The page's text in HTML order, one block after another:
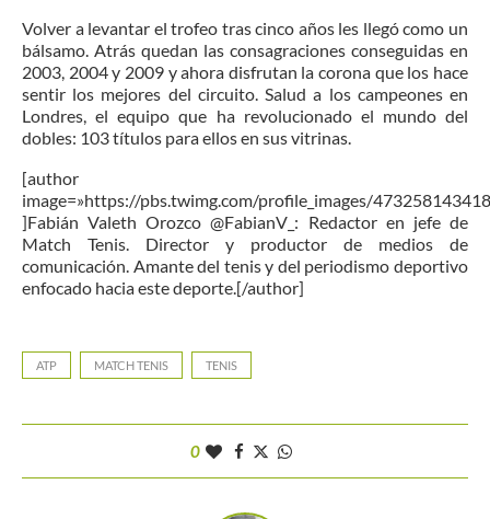
Volver a levantar el trofeo tras cinco años les llegó como un
bálsamo. Atrás quedan las consagraciones conseguidas en
2003, 2004 y 2009 y ahora disfrutan la corona que los hace
sentir los mejores del circuito. Salud a los campeones en
Londres, el equipo que ha revolucionado el mundo del
dobles: 103 títulos para ellos en sus vitrinas.
[author
image=»https://pbs.twimg.com/profile_images/
]Fabián Valeth Orozco @FabianV_: Redactor en jefe de
Match Tenis. Director y productor de medios de
comunicación. Amante del tenis y del periodismo deportivo
enfocado hacia este deporte.[/author]
ATP MATCH TENIS TENIS
0